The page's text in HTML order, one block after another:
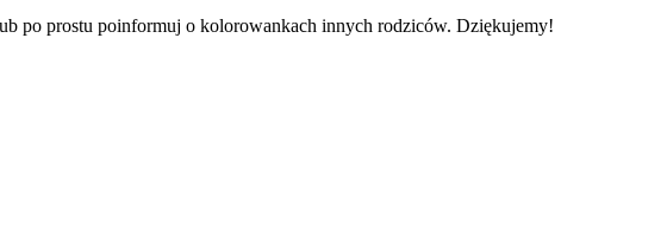
po prostu poinformuj o kolorowankach innych rodziców. Dziękujemy!